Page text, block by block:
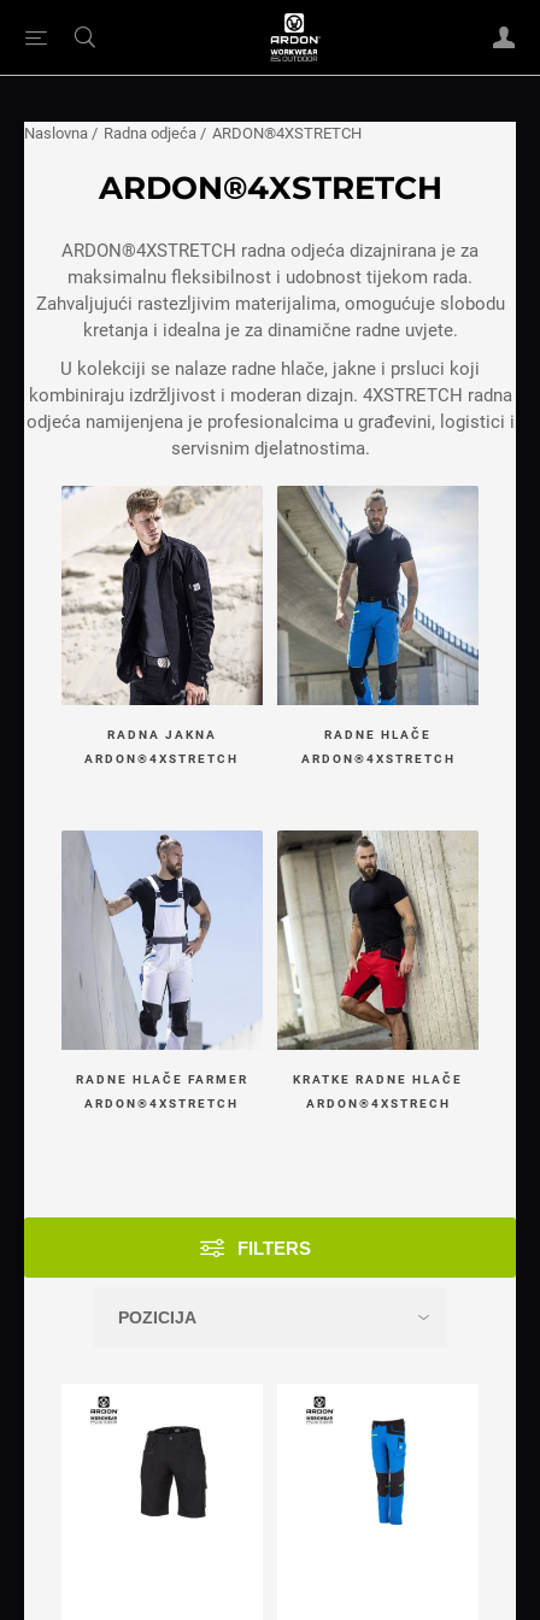
Naslovna / Radna odjeća / ARDON®4XSTRETCH
ARDON®4XSTRETCH
ARDON®4XSTRETCH radna odjeća dizajnirana je za
maksimalnu fleksibilnost i udobnost tijekom rada.
Zahvaljujući rastezljivim materijalima, omogućuje slobodu
kretanja i idealna je za dinamične radne uvjete.
U kolekciji se nalaze radne hlače, jakne i prsluci koji
kombiniraju izdržljivost i moderan dizajn. 4XSTRETCH radna
odjeća namijenjena je profesionalcima u građevini, logistici i
servisnim djelatnostima.
RADNA JAKNA
ARDON®4XSTRETCH
RADNE HLAČE
ARDON®4XSTRETCH
RADNE HLAČE FARMER
ARDON®4XSTRETCH
KRATKE RADNE HLAČE
ARDON®4XSTRECH
FILTERS